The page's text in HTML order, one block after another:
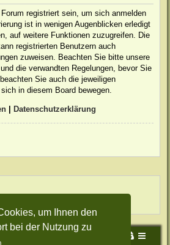
um Ihnen den
bei der Nutzung zu
registriert sein, um sich anmelden
ist in wenigen Augenblicken erledigt
auf weitere Funktionen zuzugreifen. Die
registrierten Benutzern auch
zuweisen. Beachten Sie bitte unsere
die verwandten Regelungen, bevor Sie
Sie auch die jeweiligen
in diesem Board bewegen.
Datenschutzerklärung